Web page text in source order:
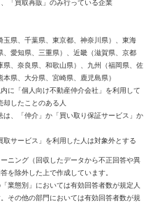
「買取再販」のみ行っている企業
玉県、千葉県、東京都、神奈川県）、東海
、愛知県、三重県）、近畿（滋賀県、京都
県、奈良県、和歌山県）、九州（福岡県、佐
本県、大分県、宮崎県、鹿児島県）
に「個人向け不動産仲介会社」を利用して
却したことのある人
は、「仲介」か「買い取り保証サービス」か
取サービス」を利用した人は対象外とする
ニング（回収したデータから不正回答や異
を除外した上で作成しています。
業態別」においては有効回答者数が規定人
その他の部門においては有効回答者数が規